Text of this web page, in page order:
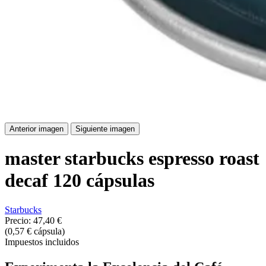
Anterior imagen Siguiente imagen
master starbucks espresso roast
decaf 120 cápsulas
Starbucks
Precio: 47,40 €
(0,57 € cápsula)
Impuestos incluidos